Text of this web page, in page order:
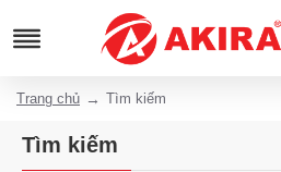
Trang chủ Tìm kiếm
Tìm kiếm